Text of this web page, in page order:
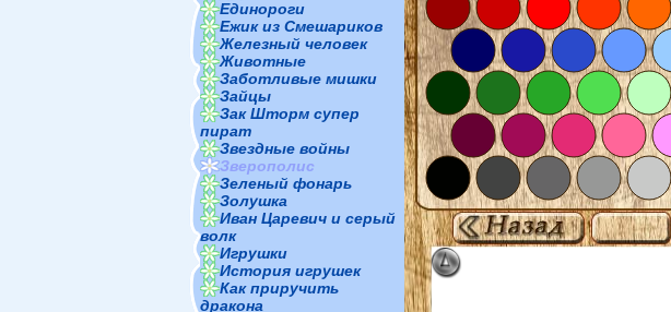
Единороги
Ежик из Смешариков
Железный человек
Животные
Заботливые мишки
Зайцы
Зак Шторм супер
пират
Звездные войны
Зверополис
Зеленый фонарь
Золушка
Иван Царевич и серый
волк
Игрушки
История игрушек
Как приручить
дракона